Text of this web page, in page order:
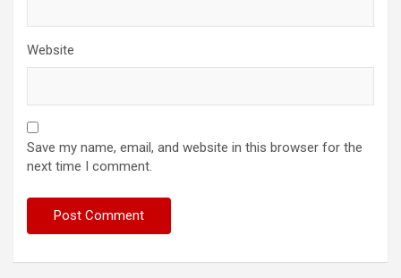
Website
Save my name, email, and website in this browser for the
next time I comment.